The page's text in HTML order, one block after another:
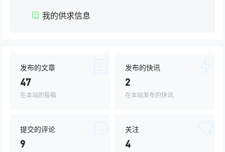
我的供求信息
发布的文章
47
在本站的投稿
发布的快讯
2
在本站发布的快讯
提交的评论
9
关注
4